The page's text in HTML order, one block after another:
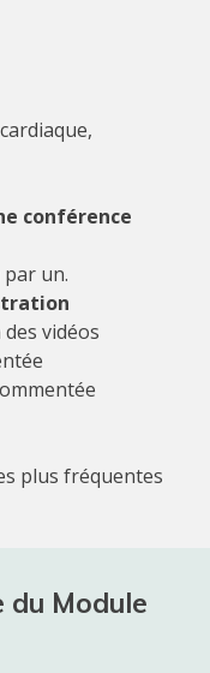
conférence
un.
vidéos
plus fréquentes
du Module